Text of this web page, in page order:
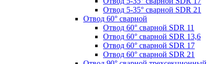
Отвод 5-35° сварной SDR 21
Отвод 60° сварной
Отвод 60° сварной SDR 11
Отвод 60° сварной SDR 13,6
Отвод 60° сварной SDR 17
Отвод 60° сварной SDR 21